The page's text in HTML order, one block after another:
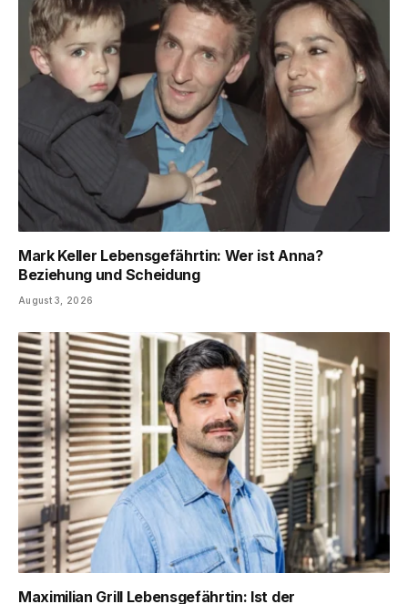
Mark Keller Lebensgefährtin: Wer ist Anna?
Beziehung und Scheidung
August 3, 2026
Maximilian Grill Lebensgefährtin: Ist der